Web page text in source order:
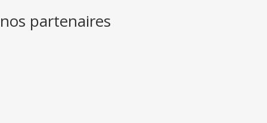
nos partenaires